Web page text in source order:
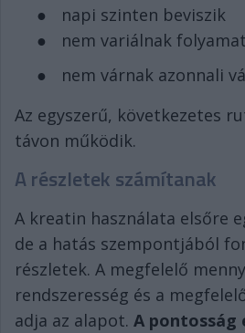
●
napi szinten beviszik
●
nem variálnak
●
nem várnak azonnali
Az egyszerű, következetes
távon működik.
A részletek számítanak
A kreatin használata elsőre
de a hatás szempontjából
részletek. A megfelelő
rendszeresség és a
adja az alapot. A pontosság